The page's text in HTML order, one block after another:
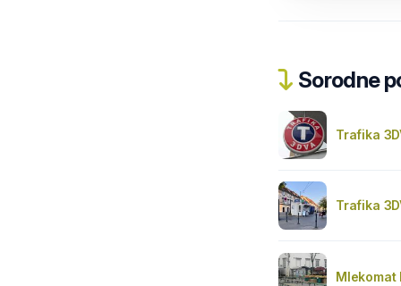
Sorodne
Trafika
Trafika
Mlekomat